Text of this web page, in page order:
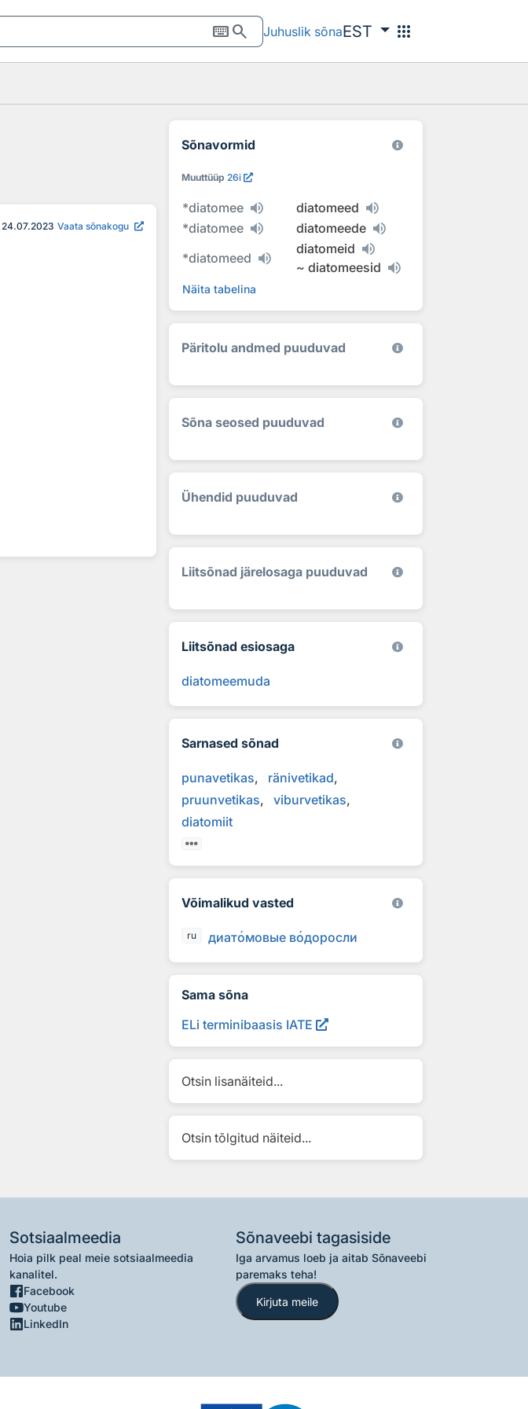
keyboardsearch Juhuslik sõnaEST apps
24.07.2023 Vaata sõnakogu
Sõnavormid
Muuttüüp 26i
*diatomee
diatomeed
*diatomee
diatomeede
*diatomeed
diatomeid
~ diatomeesid
Näita tabelina
Päritolu andmed puuduvad
Sõna seosed puuduvad
Ühendid puuduvad
Liitsõnad järelosaga puuduvad
Liitsõnad esiosaga
diatomeemuda
Sarnased sõnad
punavetikas
ränivetikad
pruunvetikas
viburvetikas
diatomiit
Võimalikud vasted
ru диатомовые водоросли
Sama sõna
ELi terminibaasis IATE
Otsin lisanäiteid...
Otsin tõlgitud näiteid...
Sotsiaalmeedia
Hoia pilk peal meie sotsiaalmeedia
kanalitel.
Facebook
Youtube
LinkedIn
Sõnaveebi tagasiside
Iga arvamus loeb ja aitab Sõnaveebi
paremaks teha!
Kirjuta meile